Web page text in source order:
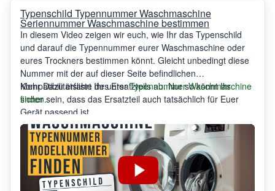
Typenschild Typennummer Waschmaschine
Seriennummer Waschmaschine bestimmen
In diesem Video zeigen wir euch, wie Ihr das Typenschild
und darauf die Typennummer eurer Waschmaschine oder
eures Trockners bestimmen könnt. Gleicht unbedingt diese
Nummer mit der auf dieser Seite befindlichen
Kompatibilitätsliste des Ersatzteils ab. Nur so könnt Ihr
sicher sein, dass das Ersatzteil auch tatsächlich für Euer
Gerät passend ist.
Mehr Dazu erfahrt Ihr unterTypennummer Waschmaschine
finden.